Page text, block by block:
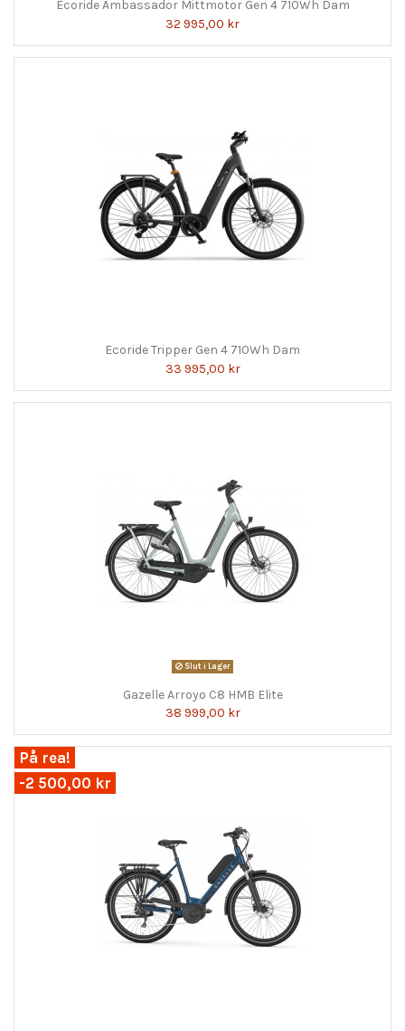
Ecoride Ambassador Mittmotor Gen 4 710Wh Dam
32 995,00 kr
Ecoride Tripper Gen 4 710Wh Dam
33 995,00 kr
Slut i Lager
Gazelle Arroyo C8 HMB Elite
38 999,00 kr
På rea!
-2 500,00 kr